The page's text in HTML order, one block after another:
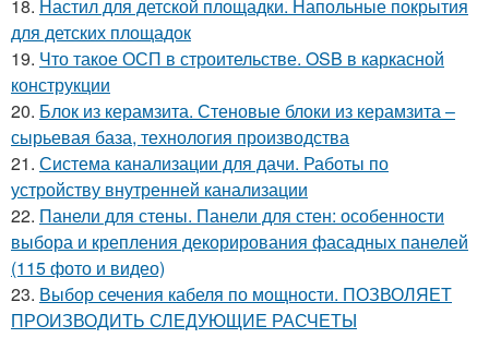
18. Настил для детской площадки. Напольные покрытия
для детских площадок
19. Что такое ОСП в строительстве. OSB в каркасной
конструкции
20. Блок из керамзита. Стеновые блоки из керамзита –
сырьевая база, технология производства
21. Система канализации для дачи. Работы по
устройству внутренней канализации
22. Панели для стены. Панели для стен: особенности
выбора и крепления декорирования фасадных панелей
(115 фото и видео)
23. Выбор сечения кабеля по мощности. ПОЗВОЛЯЕТ
ПРОИЗВОДИТЬ СЛЕДУЮЩИЕ РАСЧЕТЫ